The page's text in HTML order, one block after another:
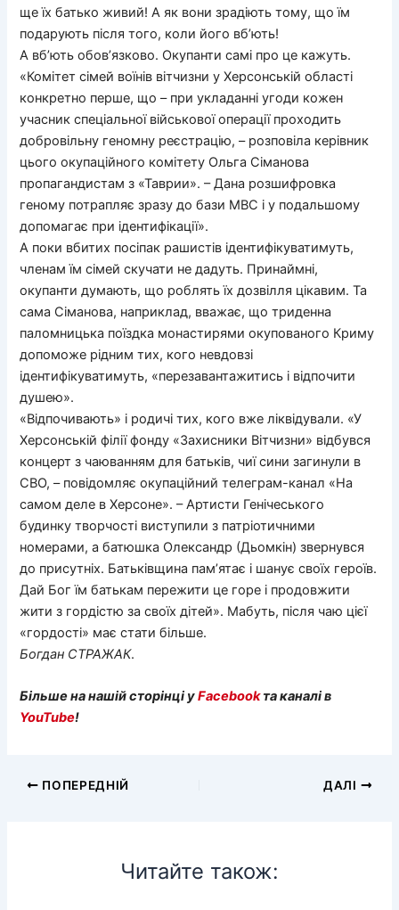
ще їх батько живий! А як вони зрадіють тому, що їм
подарують після того, коли його вб’ють!
А вб’ють обов’язково. Окупанти самі про це кажуть.
«Комітет сімей воїнів вітчизни у Херсонській області
конкретно перше, що – при укладанні угоди кожен
учасник спеціальної військової операції проходить
добровільну геномну реєстрацію, – розповіла керівник
цього окупаційного комітету Ольга Сіманова
пропагандистам з «Таврии». – Дана розшифровка
геному потрапляє зразу до бази МВС і у подальшому
допомагає при ідентифікації».
А поки вбитих посіпак рашистів ідентифікуватимуть,
членам їм сімей скучати не дадуть. Принаймні,
окупанти думають, що роблять їх дозвілля цікавим. Та
сама Сіманова, наприклад, вважає, що триденна
паломницька поїздка монастирями окупованого Криму
допоможе рідним тих, кого невдовзі
ідентифікуватимуть, «перезавантажитись і відпочити
душею».
«Відпочивають» і родичі тих, кого вже ліквідували. «У
Херсонській філії фонду «Захисники Вітчизни» відбувся
концерт з чаюванням для батьків, чиї сини загинули в
СВО, – повідомляє окупаційний телеграм-канал «На
самом деле в Херсоне». – Артисти Генічеського
будинку творчості виступили з патріотичними
номерами, а батюшка Олександр (Дьомкін) звернувся
до присутніх. Батьківщина пам’ятає і шанує своїх героїв.
Дай Бог їм батькам пережити це горе і продовжити
жити з гордістю за своїх дітей». Мабуть, після чаю цієї
«гордості» має стати більше.
Богдан СТРАЖАК.
Більше на нашій сторінці уFacebookта каналі в
YouTube!
ПОПЕРЕДНІЙ ДАЛІ
Читайте також: